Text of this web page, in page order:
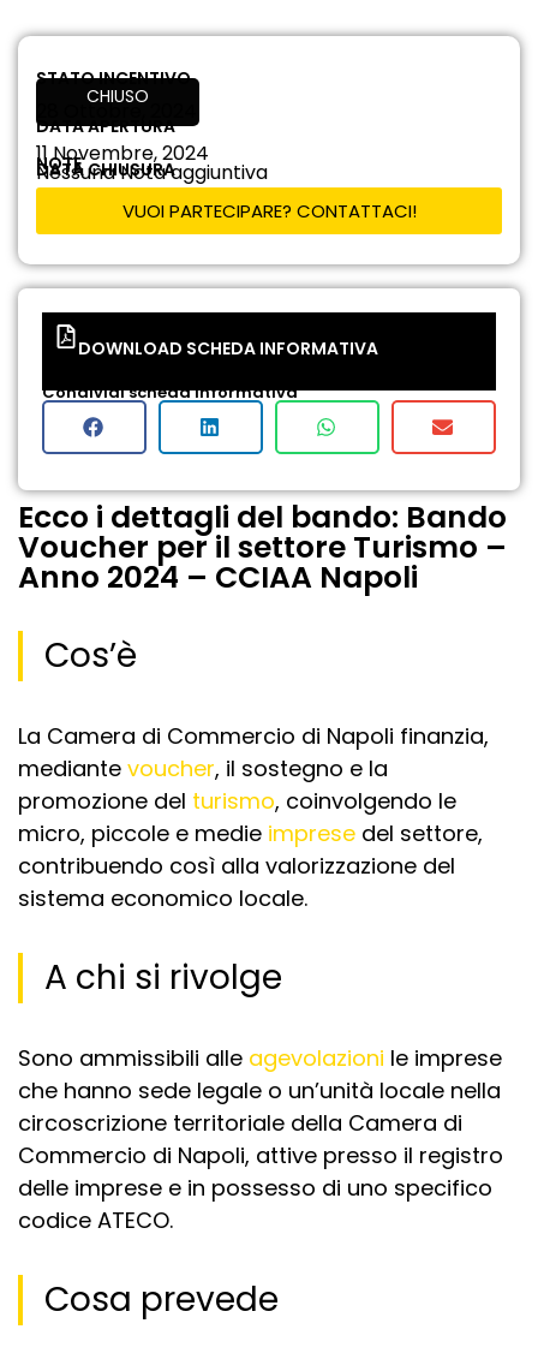
STATO INCENTIVO
CHIUSO
DATA APERTURA
DATA CHIUSURA
28 Ottobre, 2024
11 Novembre, 2024
NOTE
Nessuna Nota aggiuntiva
VUOI PARTECIPARE? CONTATTACI!
DOWNLOAD SCHEDA INFORMATIVA
Condividi scheda informativa
Ecco i dettagli del bando: Bando
Voucher per il settore Turismo –
Anno 2024 – CCIAA Napoli
Cos’è
La Camera di Commercio di Napoli finanzia,
mediante voucher, il sostegno e la
promozione del turismo, coinvolgendo le
micro, piccole e medie imprese del settore,
contribuendo così alla valorizzazione del
sistema economico locale.
A chi si rivolge
Sono ammissibili alle agevolazioni le imprese
che hanno sede legale o un’unità locale nella
circoscrizione territoriale della Camera di
Commercio di Napoli, attive presso il registro
delle imprese e in possesso di uno specifico
codice ATECO.
Cosa prevede